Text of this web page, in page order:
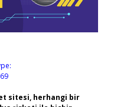
sitesi, herhangi bir